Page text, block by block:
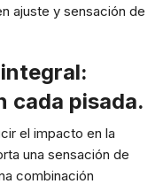
ajuste y sensación de
cada pisada.
el impacto en la
una sensación de
combinación